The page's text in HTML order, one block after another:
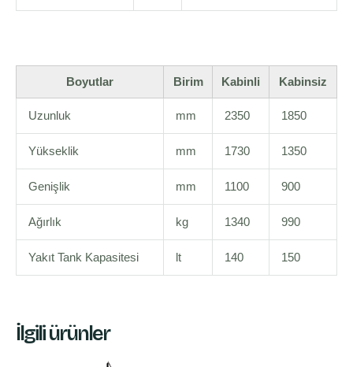
Boyutlar Birim Kabinli Kabinsiz
Uzunluk mm 2350 1850
Yükseklik mm 1730 1350
Genişlik mm 1100 900
Ağırlık kg 1340 990
Yakıt Tank Kapasitesi lt 140 150
İlgili ürünler